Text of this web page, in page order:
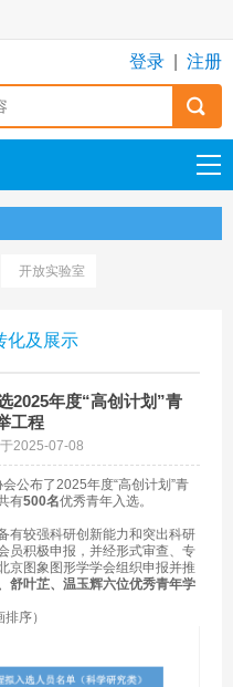
登录 注册
开放实验室
化及展示
2025年度“高创计划”青
工程
2025-07-08
公布了2025年度“高创计划”青
有500名优秀青年入选。
有较强科研创新能力和突出科研
员积极申报，并经形式审查、专
京图象图形学学会组织申报并推
舒叶芷、温玉辉六位优秀青年学
排序）